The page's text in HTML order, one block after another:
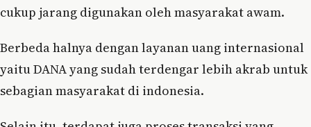
cukup jarang digunakan oleh masyarakat awam.
Berbeda halnya dengan layanan uang internasional
yaitu DANA yang sudah terdengar lebih akrab untuk
sebagian masyarakat di indonesia.